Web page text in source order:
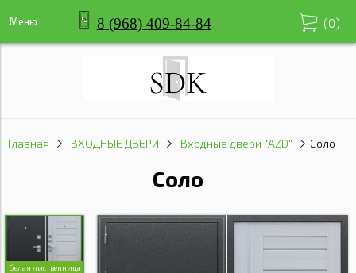
Меню 8 (968) 409-84-84 (0)
Главная ВХОДНЫЕ ДВЕРИ Входные двери "AZD" Соло
Соло
белая лиственница